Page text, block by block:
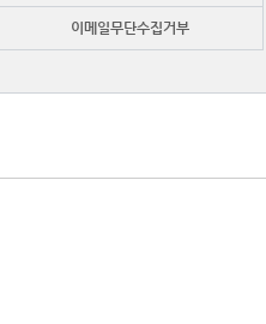
이메일무단수집거부